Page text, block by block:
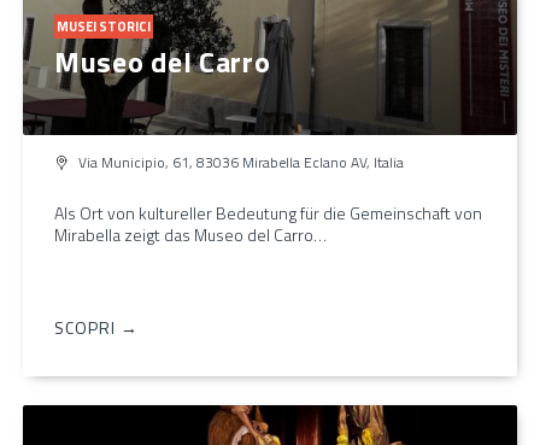
MUSEI STORICI
Museo del Carro
Via Municipio, 61, 83036 Mirabella Eclano AV, Italia
Als Ort von kultureller Bedeutung für die Gemeinschaft von
Mirabella zeigt das Museo del Carro…
SCOPRI →